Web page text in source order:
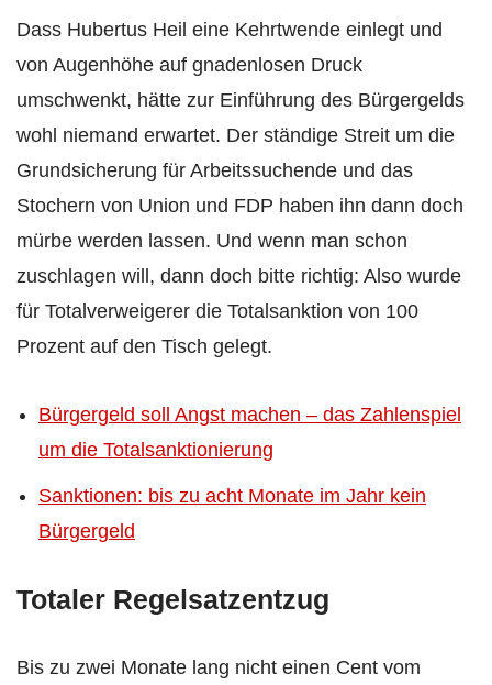
Dass Hubertus Heil eine Kehrtwende einlegt und
von Augenhöhe auf gnadenlosen Druck
umschwenkt, hätte zur Einführung des Bürgergelds
wohl niemand erwartet. Der ständige Streit um die
Grundsicherung für Arbeitssuchende und das
Stochern von Union und FDP haben ihn dann doch
mürbe werden lassen. Und wenn man schon
zuschlagen will, dann doch bitte richtig: Also wurde
für Totalverweigerer die Totalsanktion von 100
Prozent auf den Tisch gelegt.
Bürgergeld soll Angst machen – das Zahlenspiel
um die Totalsanktionierung
Sanktionen: bis zu acht Monate im Jahr kein
Bürgergeld
Totaler Regelsatzentzug
Bis zu zwei Monate lang nicht einen Cent vom